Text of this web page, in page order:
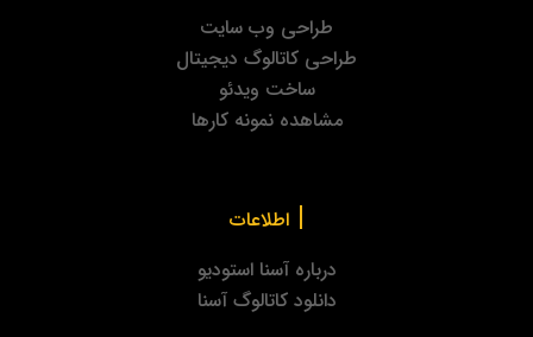
طراحی وب سایت
طراحی کاتالوگ دیجیتال
ساخت ویدئو
مشاهده نمونه کارها
|اطلاعات
درباره آسنا استودیو
دانلود کاتالوگ آسنا